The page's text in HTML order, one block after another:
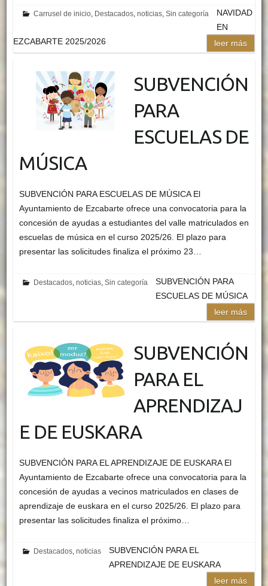
Carrusel de inicio Destacados ,noticias ,Sin categoría
NAVIDAD
EN
EZCABARTE 2025/2026
leer más
SUBVENCIÓN
PARA
ESCUELAS DE
MÚSICA
SUBVENCIÓN PARA ESCUELAS DE MÚSICA El
Ayuntamiento de Ezcabarte ofrece una convocatoria para la
concesión de ayudas a estudiantes del valle matriculados en
escuelas de música en el curso 2025/26. El plazo para
presentar las solicitudes finaliza el próximo 23…
Destacados ,noticias ,Sin categoría
SUBVENCIÓN PARA
ESCUELAS DE MÚSICA
leer más
SUBVENCIÓN
PARA EL
APRENDIZAJ
E DE EUSKARA
SUBVENCIÓN PARA EL APRENDIZAJE DE EUSKARA El
Ayuntamiento de Ezcabarte ofrece una convocatoria para la
concesión de ayudas a vecinos matriculados en clases de
aprendizaje de euskara en el curso 2025/26. El plazo para
presentar las solicitudes finaliza el próximo…
Destacados ,noticias
SUBVENCIÓN PARA EL
APRENDIZAJE DE EUSKARA
leer más